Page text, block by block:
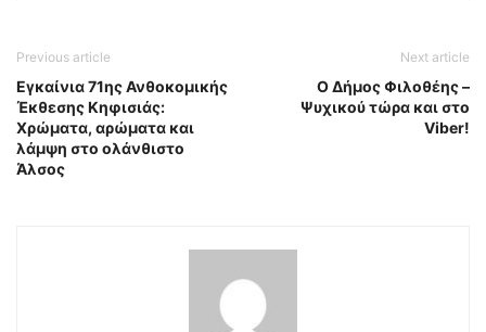
Previous article
Εγκαίνια 71ης Ανθοκομικής
Έκθεσης Κηφισιάς:
Χρώματα, αρώματα και
λάμψη στο ολάνθιστο
Άλσος
Next article
Ο Δήμος Φιλοθέης –
Ψυχικού τώρα και στο
Viber!